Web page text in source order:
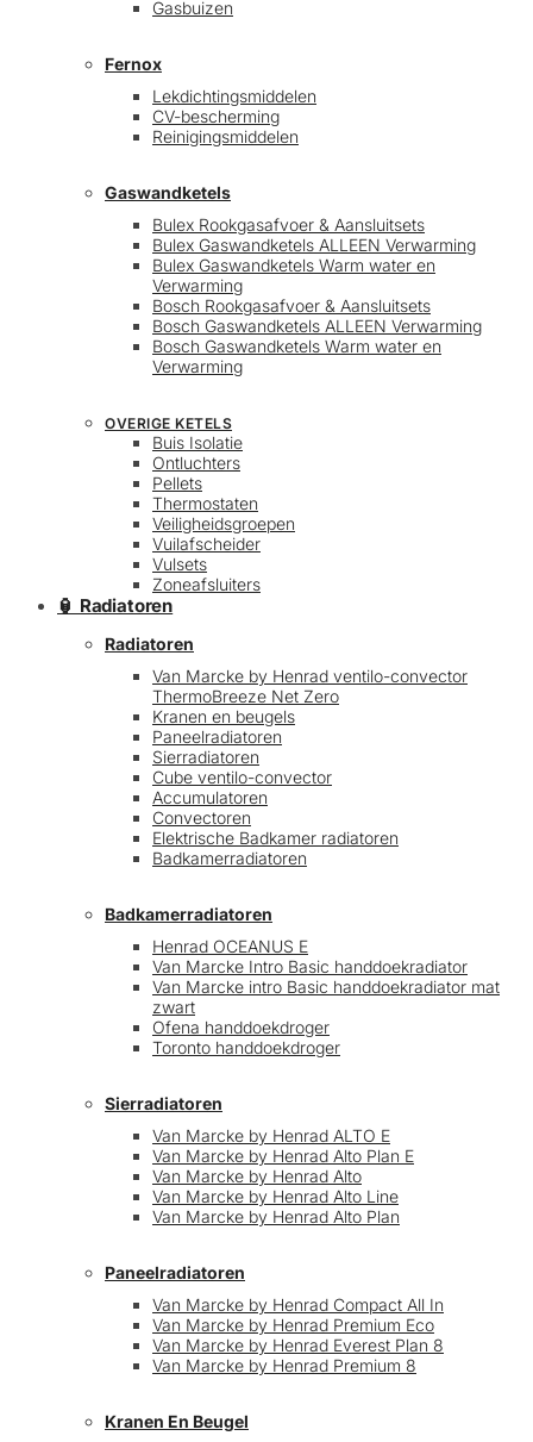
Gasbuizen
Fernox
Lekdichtingsmiddelen
CV-bescherming
Reinigingsmiddelen
Gaswandketels
Bulex Rookgasafvoer & Aansluitsets
Bulex Gaswandketels ALLEEN Verwarming
Bulex Gaswandketels Warm water en
Verwarming
Bosch Rookgasafvoer & Aansluitsets
Bosch Gaswandketels ALLEEN Verwarming
Bosch Gaswandketels Warm water en
Verwarming
OVERIGE KETELS
Buis Isolatie
Ontluchters
Pellets
Thermostaten
Veiligheidsgroepen
Vuilafscheider
Vulsets
Zoneafsluiters
🏮 Radiatoren
Radiatoren
Van Marcke by Henrad ventilo-convector
ThermoBreeze Net Zero
Kranen en beugels
Paneelradiatoren
Sierradiatoren
Cube ventilo-convector
Accumulatoren
Convectoren
Elektrische Badkamer radiatoren
Badkamerradiatoren
Badkamerradiatoren
Henrad OCEANUS E
Van Marcke Intro Basic handdoekradiator
Van Marcke intro Basic handdoekradiator mat
zwart
Ofena handdoekdroger
Toronto handdoekdroger
Sierradiatoren
Van Marcke by Henrad ALTO E
Van Marcke by Henrad Alto Plan E
Van Marcke by Henrad Alto
Van Marcke by Henrad Alto Line
Van Marcke by Henrad Alto Plan
Paneelradiatoren
Van Marcke by Henrad Compact All In
Van Marcke by Henrad Premium Eco
Van Marcke by Henrad Everest Plan 8
Van Marcke by Henrad Premium 8
Kranen En Beugel